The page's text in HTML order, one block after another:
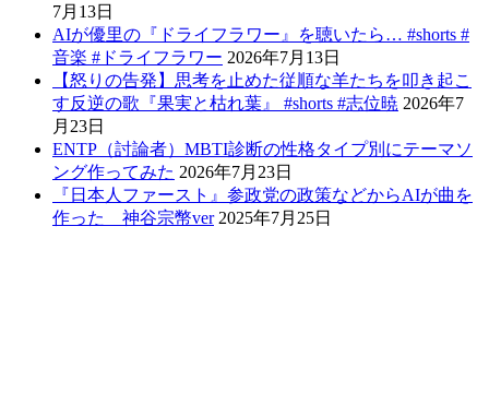
7月13日
AIが優里の『ドライフラワー』を聴いたら… #shorts #
音楽 #ドライフラワー 2026年7月13日
【怒りの告発】思考を止めた従順な羊たちを叩き起こ
す反逆の歌『果実と枯れ葉』 #shorts #志位暁 2026年7
月23日
ENTP（討論者）MBTI診断の性格タイプ別にテーマソ
ング作ってみた 2026年7月23日
『日本人ファースト』参政党の政策などからAIが曲を
作った 神谷宗幣ver 2025年7月25日